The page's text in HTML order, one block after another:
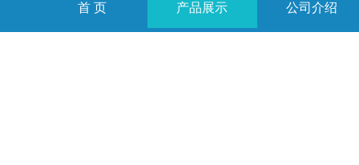
首 页 产品展示 公司介绍